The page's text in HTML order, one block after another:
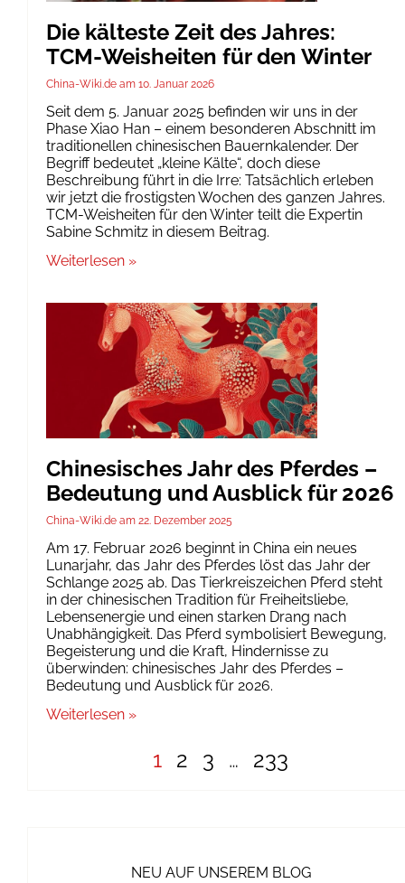
Die kälteste Zeit des Jahres:
TCM-Weisheiten für den Winter
China-Wiki.de 10. Januar 2026
Seit dem 5. Januar 2025 befinden wir uns in der
Phase Xiao Han – einem besonderen Abschnitt im
traditionellen chinesischen Bauernkalender. Der
Begriff bedeutet „kleine Kälte“, doch diese
Beschreibung führt in die Irre: Tatsächlich erleben
wir jetzt die frostigsten Wochen des ganzen Jahres.
TCM-Weisheiten für den Winter teilt die Expertin
Sabine Schmitz in diesem Beitrag.
Weiterlesen »
Chinesisches Jahr des Pferdes –
Bedeutung und Ausblick für 2026
China-Wiki.de 22. Dezember 2025
Am 17. Februar 2026 beginnt in China ein neues
Lunarjahr, das Jahr des Pferdes löst das Jahr der
Schlange 2025 ab. Das Tierkreiszeichen Pferd steht
in der chinesischen Tradition für Freiheitsliebe,
Lebensenergie und einen starken Drang nach
Unabhängigkeit. Das Pferd symbolisiert Bewegung,
Begeisterung und die Kraft, Hindernisse zu
überwinden: chinesisches Jahr des Pferdes –
Bedeutung und Ausblick für 2026.
Weiterlesen »
1 2 3 … 233
NEU AUF UNSEREM BLOG